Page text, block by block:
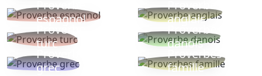
Proverbe
espagnol
Proverbe
anglais
Proverbe
turc
Proverbe
danois
Proverbe
grec
Proverbes
famille